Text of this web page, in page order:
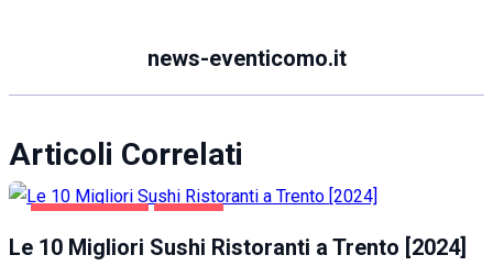
news-eventicomo.it
Articoli Correlati
Le 10 Migliori Sushi Ristoranti a Trento [2024]